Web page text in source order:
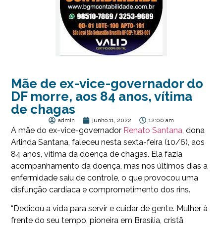
Mãe de ex-vice-governador do
DF morre, aos 84 anos, vítima
de chagas
admin junho 11, 2022 12:00 am
A mãe do ex-vice-governador Renato Santana, dona
Arlinda Santana, faleceu nesta sexta-feira (10/6), aos
84 anos, vítima da doença de chagas. Ela fazia
acompanhamento da doença, mas nos últimos dias a
enfermidade saiu de controle, o que provocou uma
disfunção cardíaca e comprometimento dos rins.
“Dedicou a vida para servir e cuidar de gente. Mulher à
frente do seu tempo, pioneira em Brasília, cristã